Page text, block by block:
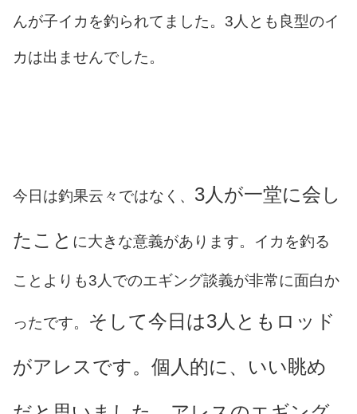
んが子イカを釣られてました。3人とも良型のイ
カは出ませんでした。
今日は釣果云々ではなく、 3人が一堂に会し
たこと に大きな意義があります。イカを釣る
ことよりも3人でのエギング談義が非常に面白か
ったです。 そして今日は3人ともロッド
がアレスです。個人的に、いい眺め